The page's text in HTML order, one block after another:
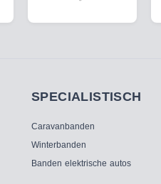
SPECIALISTISCH
Caravanbanden
Winterbanden
Banden elektrische autos